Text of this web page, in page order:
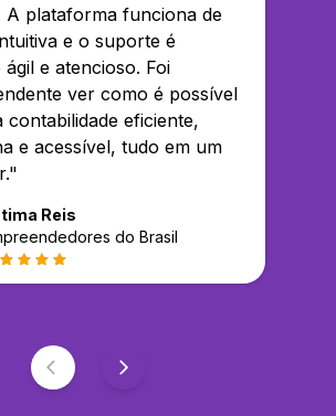
A plataforma funciona de
e o suporte é
ágil e atencioso. Foi
ver como é possível
contabilidade eficiente,
e acessível, tudo em um
"
Reis
do Brasil